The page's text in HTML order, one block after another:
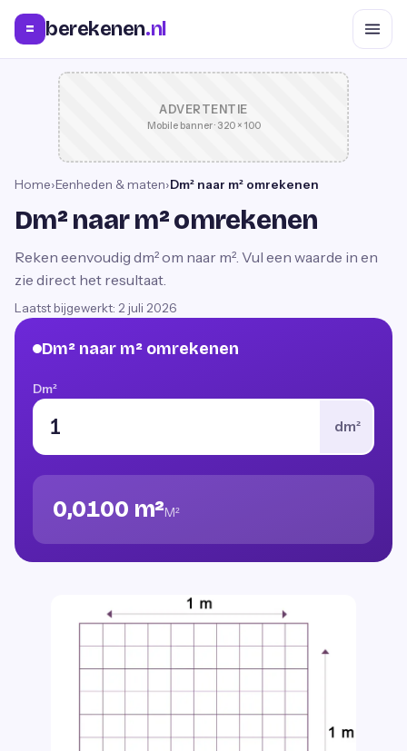
= berekenen.nl
ADVERTENTIE
Mobile banner · 320 × 100
Home›Eenheden & maten›Dm² naar m² omrekenen
Dm² naar m² omrekenen
Reken eenvoudig dm² om naar m². Vul een waarde in en
zie direct het resultaat.
Laatst bijgewerkt: 2 juli 2026
Dm² naar m² omrekenen
Dm²
dm²
0,0100 m²M²